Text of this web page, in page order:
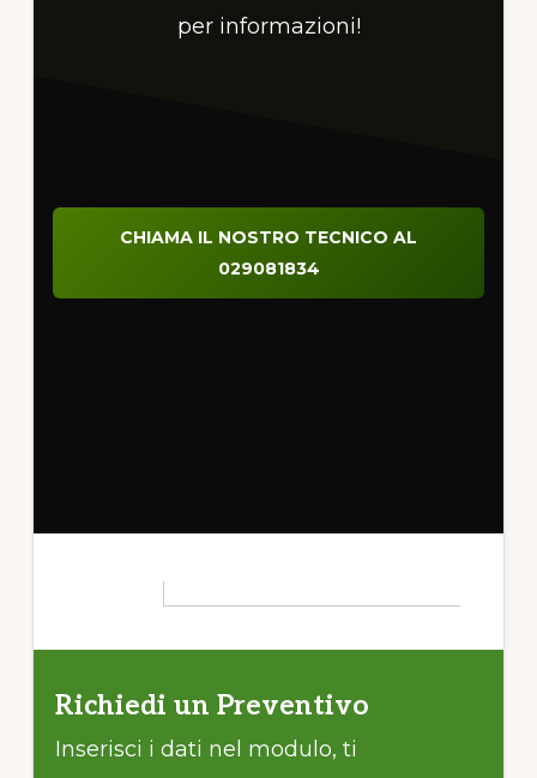
per informazioni!
CHIAMA IL NOSTRO TECNICO AL
029081834
Richiedi un Preventivo
Inserisci i dati nel modulo, ti